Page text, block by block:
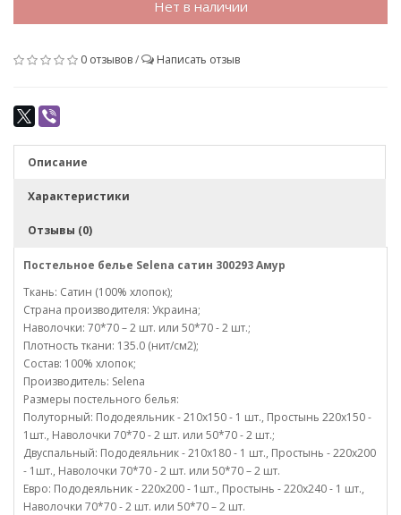
Нет в наличии
0 отзывов/ Написать отзыв
Описание
Характеристики
Отзывы (0)
Постельное белье Selena сатин 300293 Амур
Ткань: Сатин (100% хлопок);
Страна производителя: Украина;
Наволочки: 70*70 – 2 шт. или 50*70 - 2 шт.;
Плотность ткани: 135.0 (нит/см2);
Состав: 100% хлопок;
Производитель: Selena
Размеры постельного белья:
Полуторный: Пододеяльник - 210х150 - 1 шт., Простынь 220х150 -
1шт., Наволочки 70*70 - 2 шт. или 50*70 - 2 шт.;
Двуспальный: Пододеяльник - 210х180 - 1 шт., Простынь - 220х200
- 1шт., Наволочки 70*70 - 2 шт. или 50*70 – 2 шт.
Евро: Пододеяльник - 220х200 - 1шт., Простынь - 220х240 - 1 шт.,
Наволочки 70*70 - 2 шт. или 50*70 – 2 шт.